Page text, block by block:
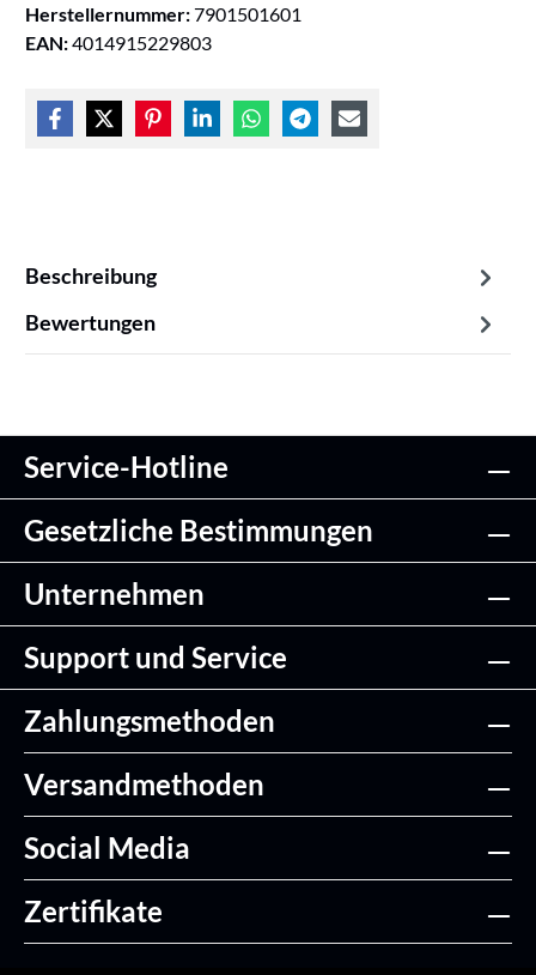
Herstellernummer:7901501601
EAN:4014915229803
Beschreibung
Bewertungen
Service-Hotline
Gesetzliche Bestimmungen
Unternehmen
Support und Service
Zahlungsmethoden
Versandmethoden
Social Media
Zertifikate